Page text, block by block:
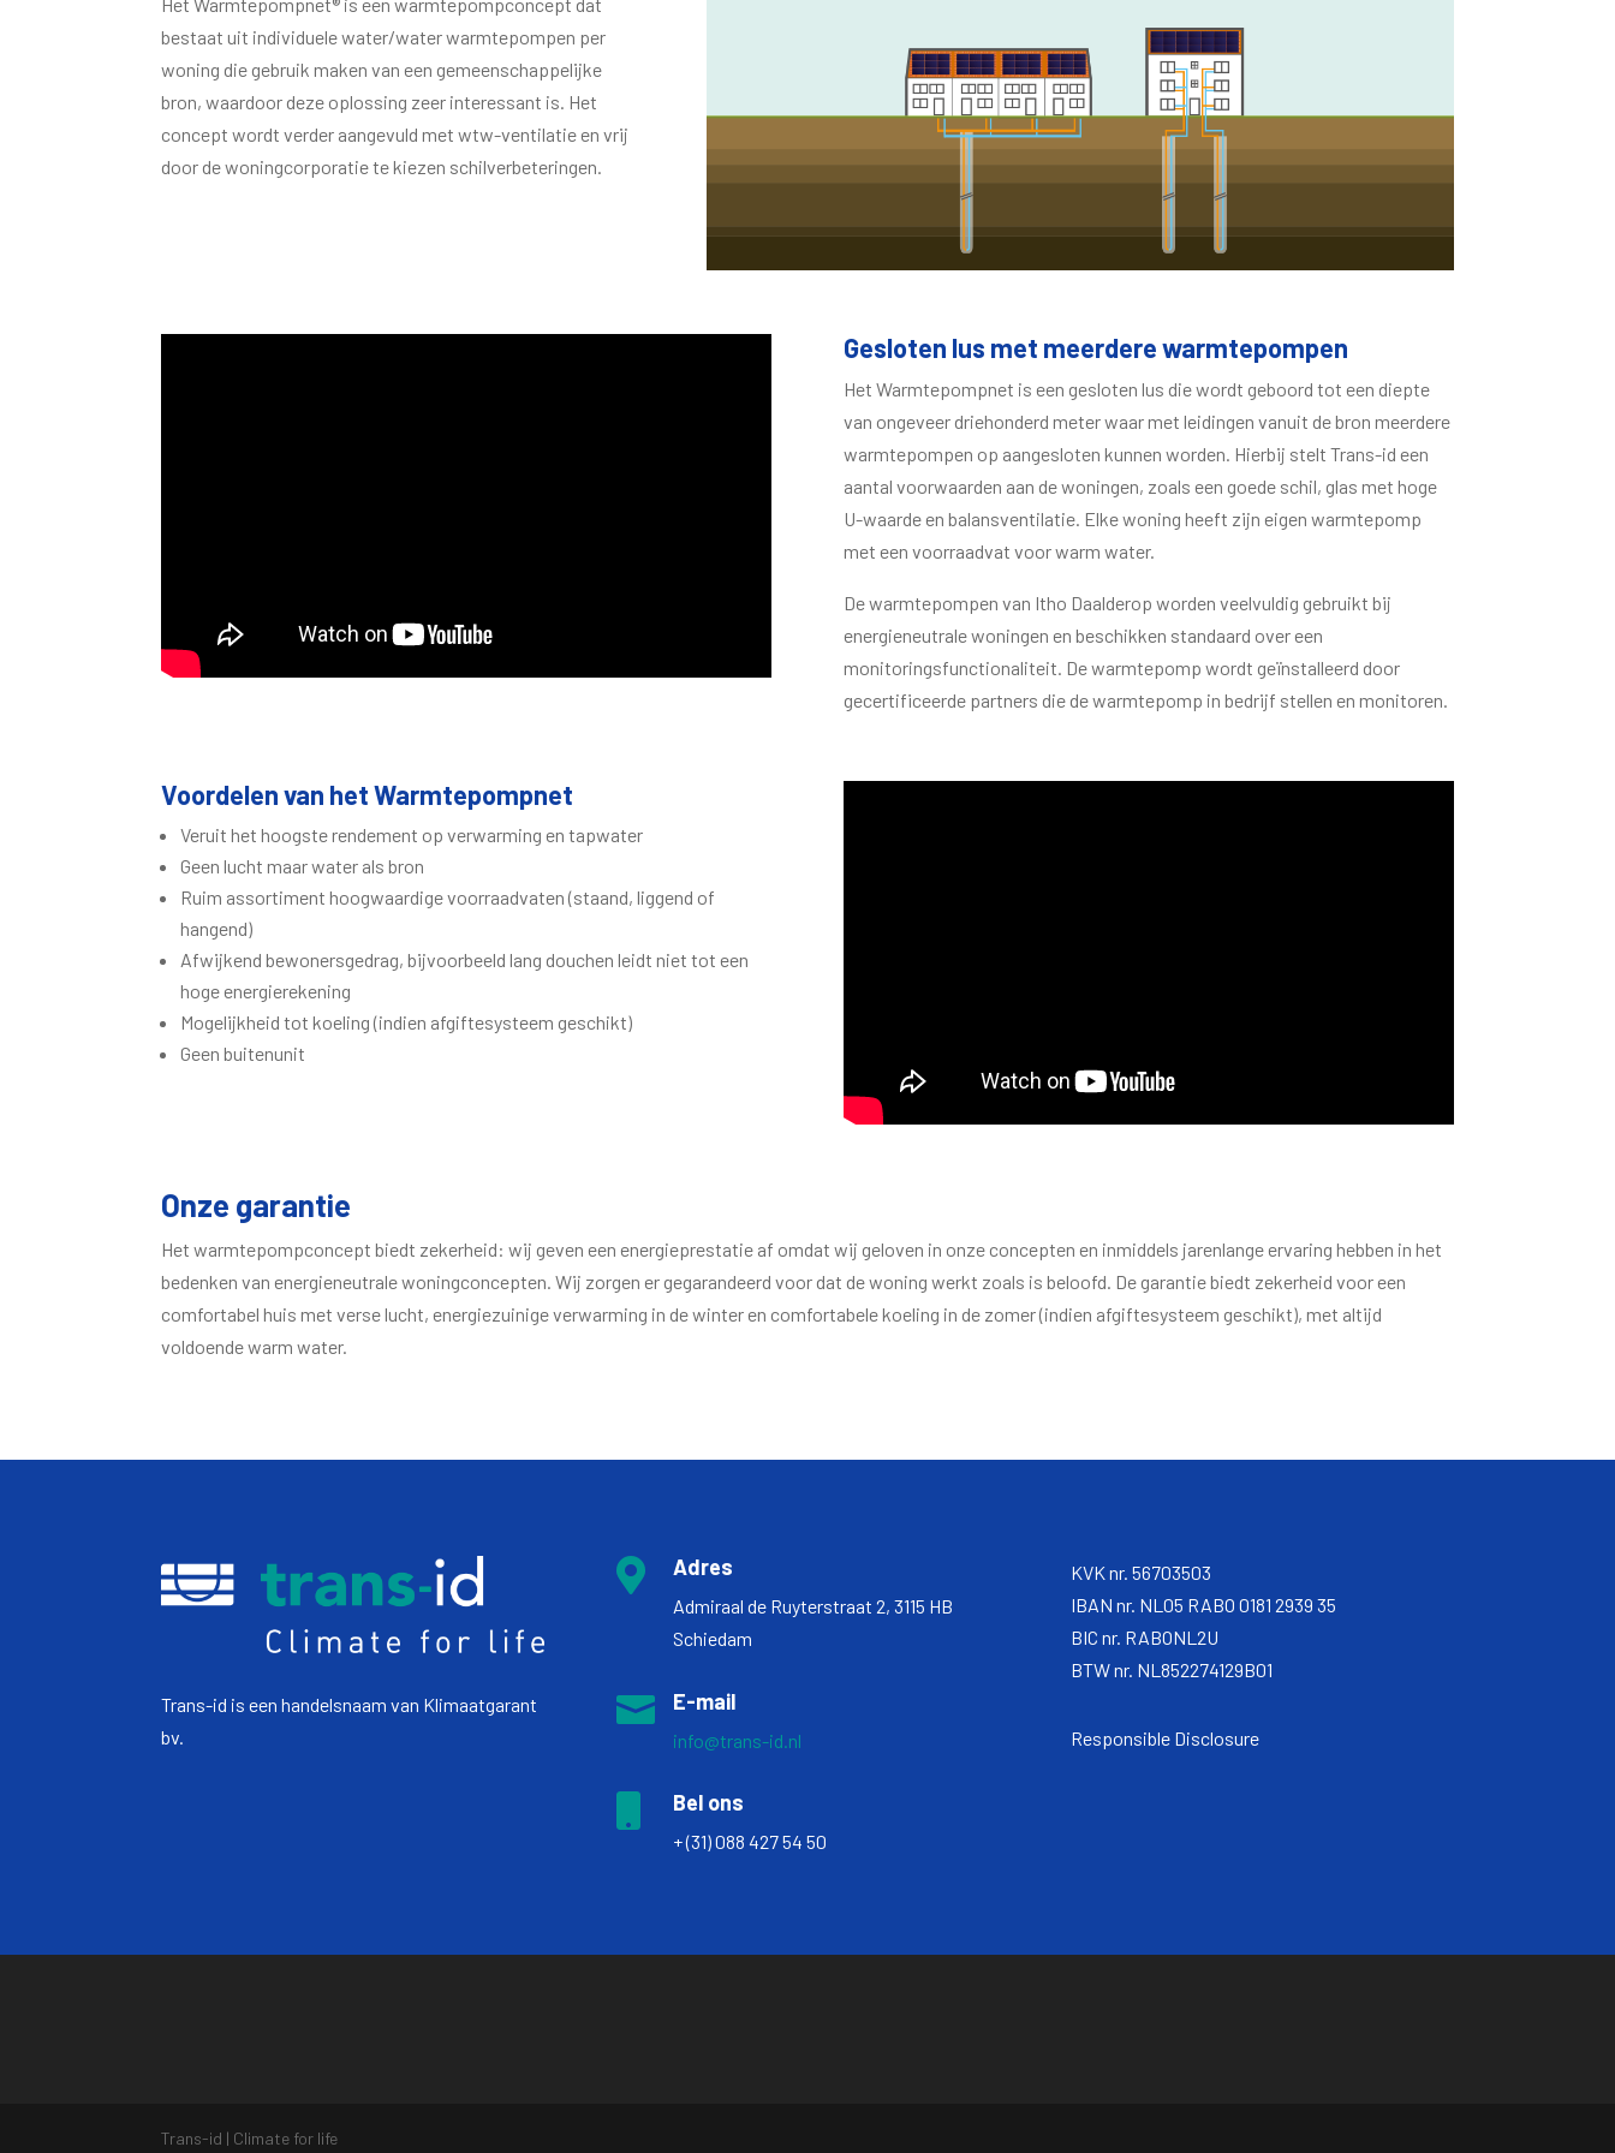
bestaat uit individuele water/water warmtepompen per
woning die gebruik maken van een gemeenschappelijke
bron, waardoor deze oplossing zeer interessant is. Het
concept wordt verder aangevuld met wtw-ventilatie en vrij
door de woningcorporatie te kiezen schilverbeteringen.
Gesloten lus met meerdere warmtepompen
Het Warmtepompnet is een gesloten lus die wordt geboord tot een diepte
van ongeveer driehonderd meter waar met leidingen vanuit de bron meerdere
warmtepompen op aangesloten kunnen worden. Hierbij stelt Trans-id een
aantal voorwaarden aan de woningen, zoals een goede schil, glas met hoge
U-waarde en balansventilatie. Elke woning heeft zijn eigen warmtepomp
met een voorraadvat voor warm water.
De warmtepompen van Itho Daalderop worden veelvuldig gebruikt bij
energieneutrale woningen en beschikken standaard over een
monitoringsfunctionaliteit. De warmtepomp wordt geïnstalleerd door
gecertificeerde partners die de warmtepomp in bedrijf stellen en monitoren.
Voordelen van het Warmtepompnet
Veruit het hoogste rendement op verwarming en tapwater
Geen lucht maar water als bron
Ruim assortiment hoogwaardige voorraadvaten (staand, liggend of
hangend)
Afwijkend bewonersgedrag, bijvoorbeeld lang douchen leidt niet tot een
hoge energierekening
Mogelijkheid tot koeling (indien afgiftesysteem geschikt)
Geen buitenunit
Onze garantie
Het warmtepompconcept biedt zekerheid: wij geven een energieprestatie af omdat wij geloven in onze concepten en inmiddels jarenlange ervaring hebben in het
bedenken van energieneutrale woningconcepten. Wij zorgen er gegarandeerd voor dat de woning werkt zoals is beloofd. De garantie biedt zekerheid voor een
comfortabel huis met verse lucht, energiezuinige verwarming in de winter en comfortabele koeling in de zomer (indien afgiftesysteem geschikt), met altijd
voldoende warm water.
Trans-id is een handelsnaam van Klimaatgarant
bv.
 Adres
Admiraal de Ruyterstraat 2, 3115 HB
Schiedam
 E-mail
info@trans-id.nl
Bel ons
+ (31) 088 427 54 50
KVK nr. 56703503
IBAN nr. NL05 RABO 0181 2939 35
BIC nr. RABONL2U
BTW nr. NL852274129B01
Responsible Disclosure
Trans-id | Climate for life